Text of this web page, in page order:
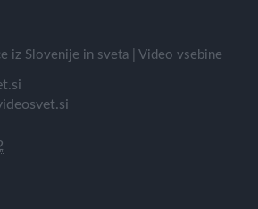
iz Slovenije in sveta | Video vsebine